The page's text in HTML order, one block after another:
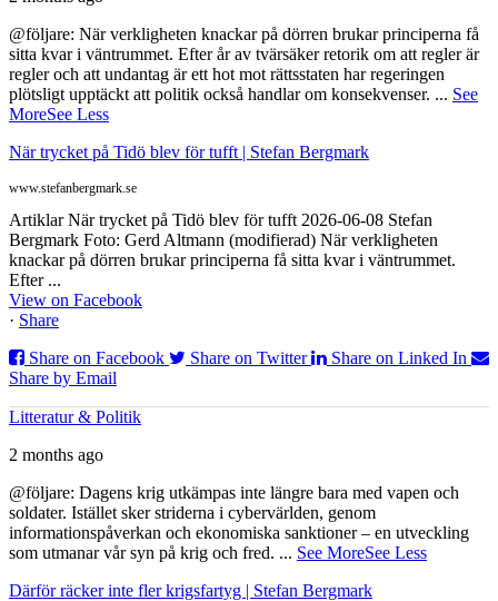
@följare: När verkligheten knackar på dörren brukar principerna få
sitta kvar i väntrummet. Efter år av tvärsäker retorik om att regler är
regler och att undantag är ett hot mot rättsstaten har regeringen
plötsligt upptäckt att politik också handlar om konsekvenser. ... See
MoreSee Less
När trycket på Tidö blev för tufft | Stefan Bergmark
www.stefanbergmark.se
Artiklar När trycket på Tidö blev för tufft 2026-06-08 Stefan
Bergmark Foto: Gerd Altmann (modifierad) När verkligheten
knackar på dörren brukar principerna få sitta kvar i väntrummet.
Efter ...
View on Facebook
· Share
Share on Facebook
Share on Twitter
Share on Linked In
Share by Email
Litteratur & Politik
2 months ago
@följare: Dagens krig utkämpas inte längre bara med vapen och
soldater. Istället sker striderna i cybervärlden, genom
informationspåverkan och ekonomiska sanktioner – en utveckling
som utmanar vår syn på krig och fred. ... See MoreSee Less
Därför räcker inte fler krigsfartyg | Stefan Bergmark